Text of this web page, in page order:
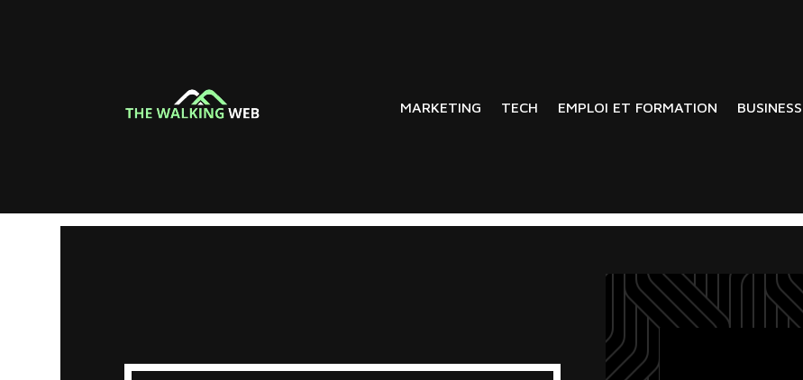
MARKETING TECH EMPLOI ET FORMATION BUSINESS